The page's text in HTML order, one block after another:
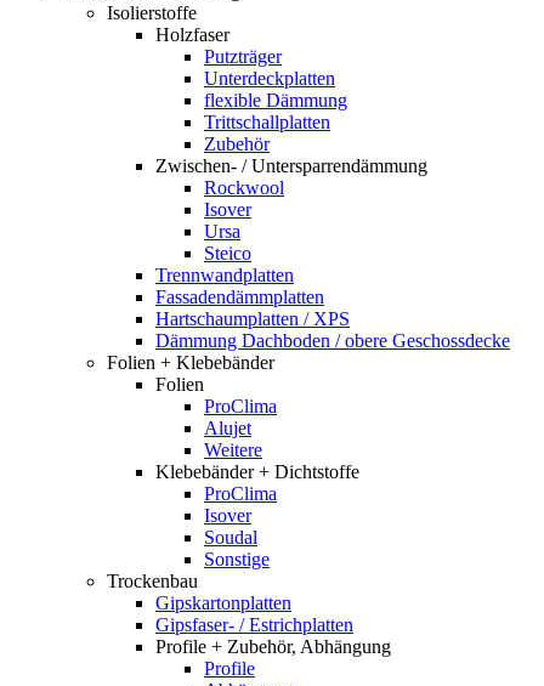
Isolierstoffe
Holzfaser
Putzträger
Unterdeckplatten
flexible Dämmung
Trittschallplatten
Zubehör
Zwischen- / Untersparrendämmung
Rockwool
Isover
Ursa
Steico
Trennwandplatten
Fassadendämmplatten
Hartschaumplatten / XPS
Dämmung Dachboden / obere Geschossdecke
Folien + Klebebänder
Folien
ProClima
Alujet
Weitere
Klebebänder + Dichtstoffe
ProClima
Isover
Soudal
Sonstige
Trockenbau
Gipskartonplatten
Gipsfaser- / Estrichplatten
Profile + Zubehör, Abhängung
Profile